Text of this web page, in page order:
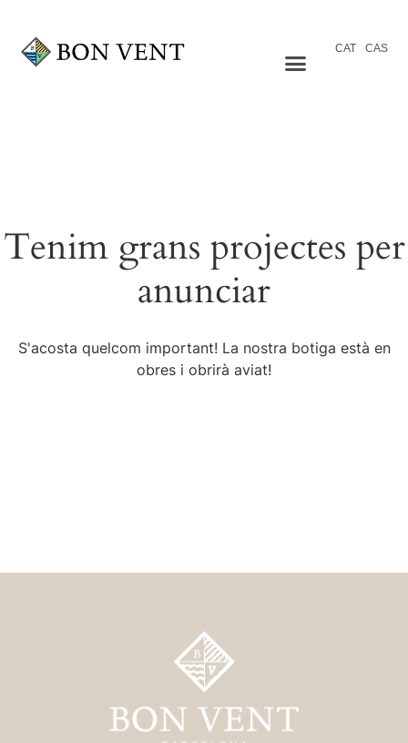
CAT CAS
Tenim grans projectes per
anunciar
S'acosta quelcom important! La nostra botiga està en
obres i obrirà aviat!